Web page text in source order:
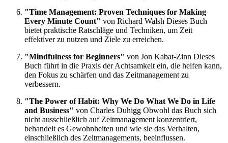
"Time Management: Proven Techniques for Making
Every Minute Count" von Richard Walsh Dieses Buch
bietet praktische Ratschläge und Techniken, um Zeit
effektiver zu nutzen und Ziele zu erreichen.
"Mindfulness for Beginners" von Jon Kabat-Zinn Dieses
Buch führt in die Praxis der Achtsamkeit ein, die helfen kann,
den Fokus zu schärfen und das Zeitmanagement zu
verbessern.
"The Power of Habit: Why We Do What We Do in Life
and Business" von Charles Duhigg Obwohl das Buch sich
nicht ausschließlich auf Zeitmanagement konzentriert,
behandelt es Gewohnheiten und wie sie das Verhalten,
einschließlich des Zeitmanagements, beeinflussen.